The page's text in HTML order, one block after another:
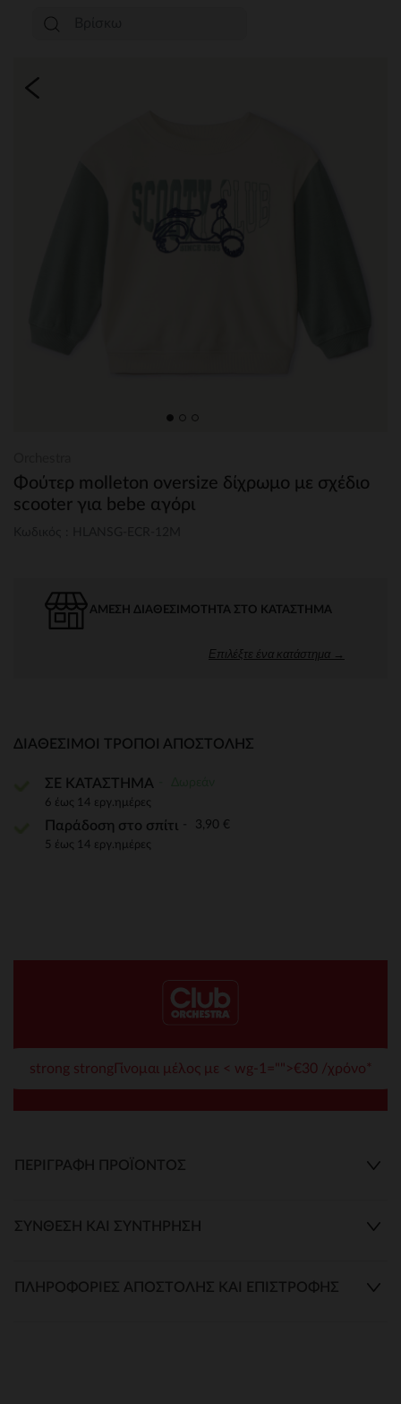
Φούτερ molleton oversize δίχρωμο με σχέδιο
scooter για bebe αγόρι
ΆΜΕΣΗ ΔΙΑΘΕΣΙΜΌΤΗΤΑ ΣΤΟ ΚΑΤΆΣΤΗΜΑ
Επιλέξτε ένα κατάστημα →
ΔΙΑΘΈΣΙΜΟΙ ΤΡΌΠΟΙ ΑΠΟΣΤΟΛΉΣ
ΣΕ ΚΑΤΑΣΤΗΜΑ
6 έως 14 εργ.ημέρες
Παράδοση στο σπίτι 3,90 €
5 έως 14 εργ.ημέρες
strong strongΓίνομαι μέλος με < wg-1="">€30 /χρόνο*
ΠΕΡΙΓΡΑΦΉ ΠΡΟΪΌΝΤΟΣ
ΣΎΝΘΕΣΗ ΚΑΙ ΣΥΝΤΉΡΗΣΗ
ΠΛΗΡΟΦΟΡΊΕΣ ΑΠΟΣΤΟΛΉΣ ΚΑΙ ΕΠΙΣΤΡΟΦΉΣ